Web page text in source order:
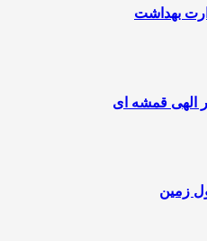
بهداشت
الهی قمشه ای
زمین